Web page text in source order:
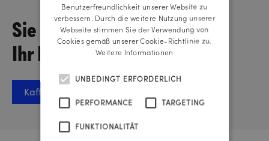
Sie wollen über
Ihr Projekt sprechen?
Kaffee-Termin vereinbaren
Benutzerfreundlichkeit unserer Website zu
verbessern. Durch die weitere Nutzung unserer
Webseite stimmen Sie der Verwendung von
Cookies gemäß unserer Cookie-Richtlinie zu.
Weitere Informationen
UNBEDINGT ERFORDERLICH
PERFORMANCE TARGETING
FUNKTIONALITÄT